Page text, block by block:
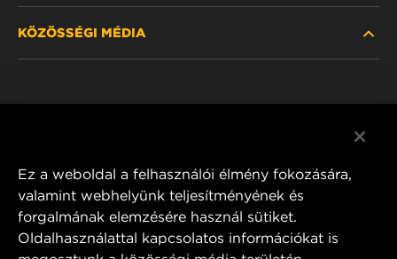
HOL KAPHATÓ
KÖZÖSSÉGI MÉDIA
MANN+HUMMEL FT Poland
Ez a weboldal a felhasználói élmény fokozására,
valamint webhelyünk teljesítményének és
forgalmának elemzésére használ sütiket.
Oldalhasználattal kapcsolatos információkat is